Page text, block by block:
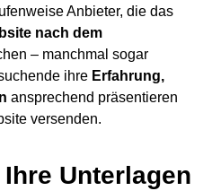
Anbieter, die das
nach dem
– manchmal sogar
ihre Erfahrung,
ansprechend präsentieren
versenden.
Unterlagen